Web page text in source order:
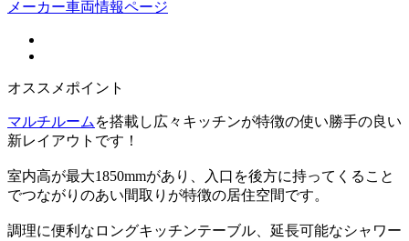
メーカー車両情報ページ
オススメポイント
マルチルーム を搭載し広々キッチンが特徴の使い勝手の良い
新レイアウトです！
室内高が最大1850mmがあり、入口を後方に持ってくること
でつながりのあい間取りが特徴の居住空間です。
調理に便利なロングキッチンテーブル、延長可能なシャワー